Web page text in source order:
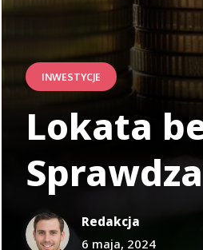
INWESTYCJE
Lokata
Redakcja
6 maja, 2024